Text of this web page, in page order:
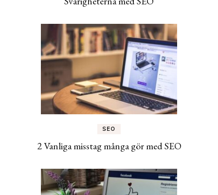
SEO
2 Vanliga misstag många gör med SEO